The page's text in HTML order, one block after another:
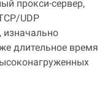
прокси‑сервер,
UDP
изначально
длительное время